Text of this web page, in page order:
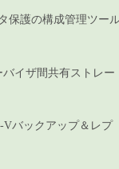
保護の構成管理ツー
バイザ間共有ストレー
Vバックアップ＆レプ